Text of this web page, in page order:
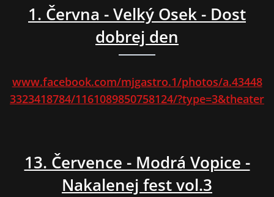
1. Června - Velký Osek - Dost
dobrej den
www.facebook.com/mjgastro.1/photos/a.43448
3323418784/1161089850758124/?type=3&theater
13. Července - Modrá Vopice -
Nakalenej fest vol.3